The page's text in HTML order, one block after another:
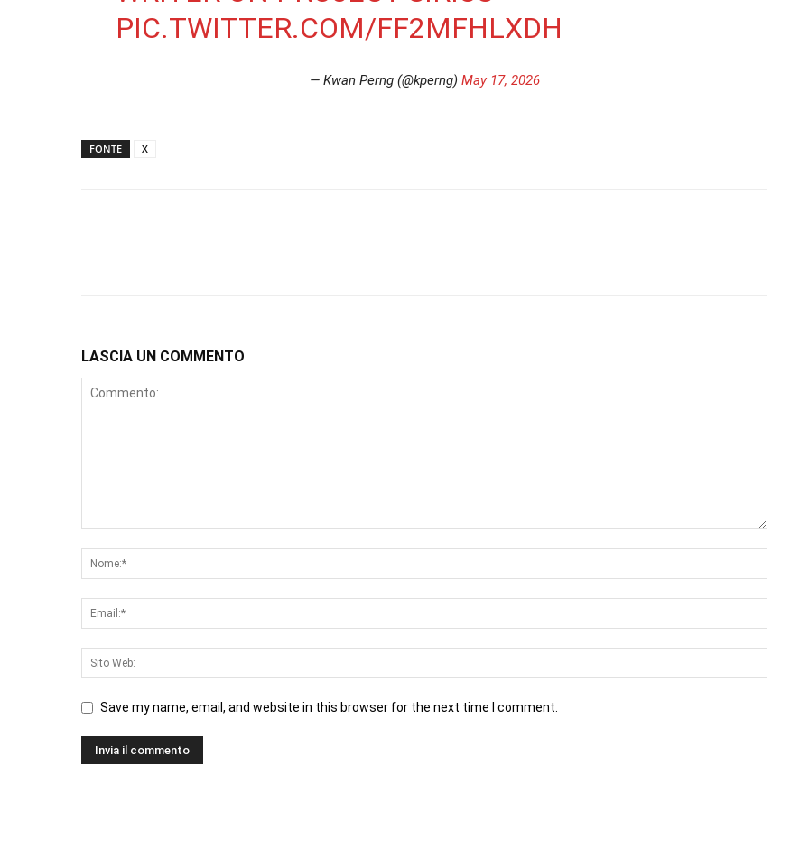
PIC.TWITTER.COM/FF2MFHLXDH
— Kwan Perng (@kperng) May 17, 2026
FONTE X
LASCIA UN COMMENTO
Save my name, email, and website in this browser for the next time I comment.